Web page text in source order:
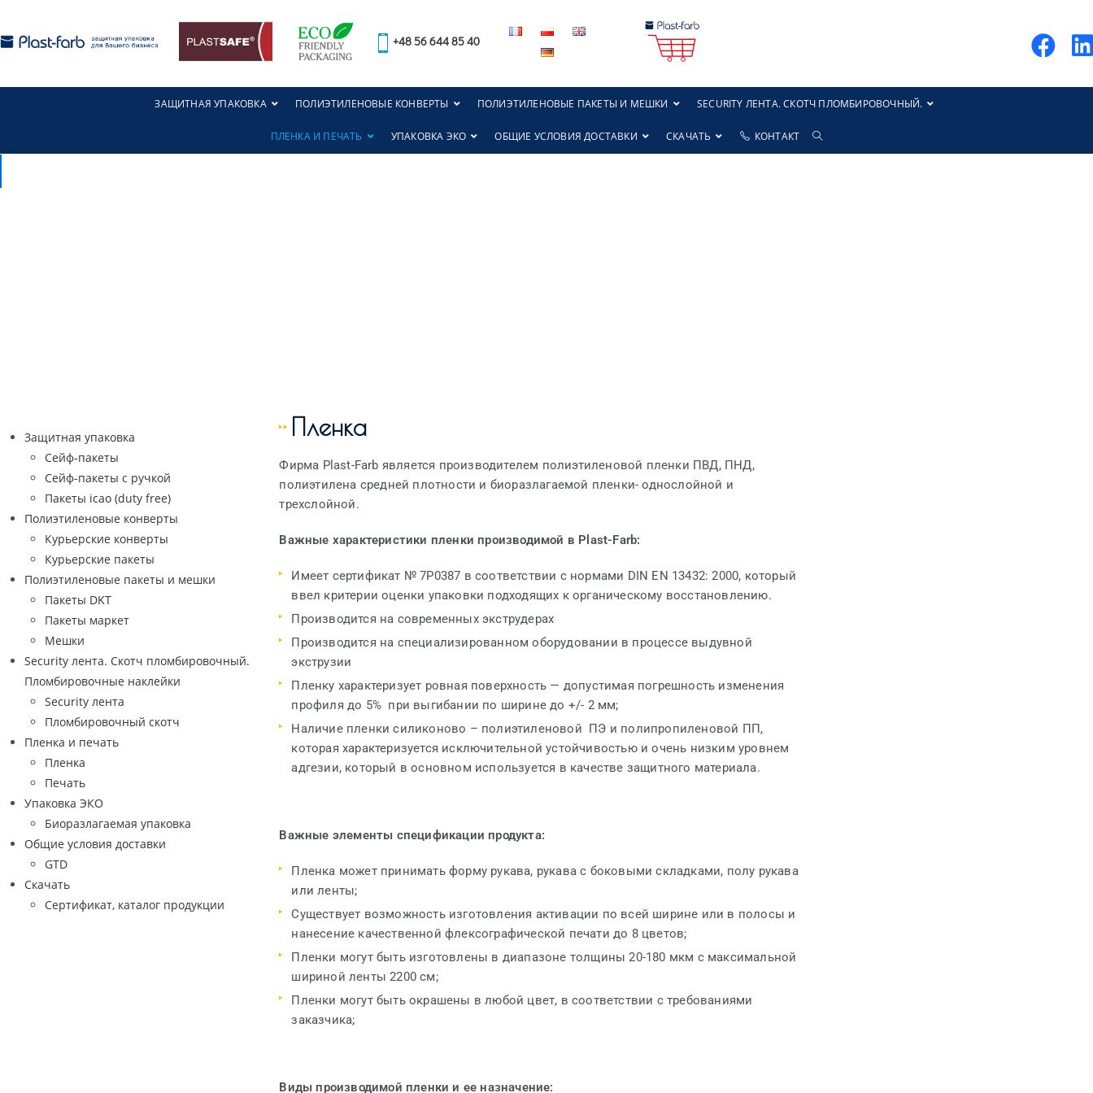
+48 56 644 85 40
ЗАЩИТНАЯ УПАКОВКА ПОЛИЭТИЛЕНОВЫЕ КОНВЕРТЫ ПОЛИЭТИЛЕНОВЫЕ ПАКЕТЫ И МЕШКИ SECURITY ЛЕНТА. СКОТЧ ПЛОМБИРОВОЧНЫЙ.
ПЛЕНКА И ПЕЧАТЬ УПАКОВКА ЭКО ОБЩИЕ УСЛОВИЯ ДОСТАВКИ CКАЧАТЬ КОНТАКТ
Защитная упаковка
Сейф-пакеты
Сейф-пакеты с ручкой
Пакеты icao (duty free)
Полиэтиленовые конверты
Курьерские конверты
Курьерские пакеты
Полиэтиленовые пакеты и мешки
Пакеты DKT
Пакеты маркет
Мешки
Security лента. Скотч пломбировочный.
Пломбировочные наклейки
Security лента
Пломбировочный скотч
Пленка и печать
Пленка
Печать
Упаковка ЭКО
Биоразлагаемая упаковка
Общие условия доставки
GTD
Cкачать
Cертификат, каталог продукции
Пленка
Фирма Plast-Farb является производителем полиэтиленовой пленки ПВД, ПНД,
полиэтилена средней плотности и биоразлагаемой пленки- однослойной и
трехслойной.
Важные характеристики пленки производимой в Plast-Farb:
Имеет сертификат № 7P0387 в соответствии с нормами DIN EN 13432: 2000, который
ввел критерии оценки упаковки подходящих к органическому восстановлению.
Производится на современных экструдерах
Производится на специализированном оборудовании в процессе выдувной
экструзии
Пленку характеризует ровная поверхность — допустимая погрешность изменения
профиля до 5% при выгибании по ширине до +/- 2 мм;
Наличие пленки силиконово – полиэтиленовой ПЭ и полипропиленовой ПП,
которая характеризуется исключительной устойчивостью и очень низким уровнем
адгезии, который в основном используется в качестве защитного материала.
Важные элементы спецификации продукта:
Пленка может принимать форму рукава, рукава с боковыми складками, полу рукава
или ленты;
Существует возможность изготовления активации по всей ширине или в полосы и
нанесение качественной флексографической печати до 8 цветов;
Пленки могут быть изготовлены в диапазоне толщины 20-180 мкм с максимальной
шириной ленты 2200 см;
Пленки могут быть окрашены в любой цвет, в соответствии с требованиями
заказчика;
Виды производимой пленки и ее назначение: